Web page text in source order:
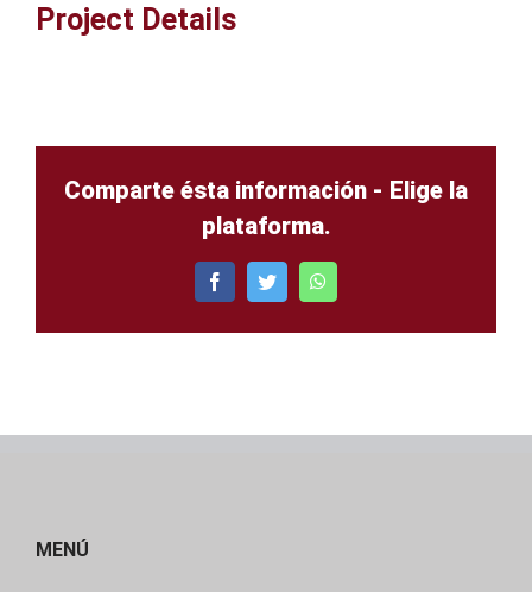
Project Details
Comparte ésta información - Elige la
plataforma.
FacebookTwitterWhatsApp
MENÚ